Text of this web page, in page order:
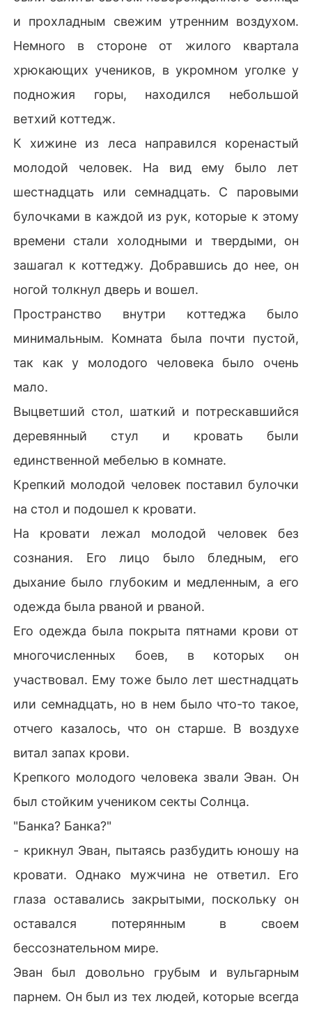
и прохладным свежим утренним воздухом.
Немного в стороне от жилого квартала
хрюкающих учеников, в укромном уголке у
подножия горы, находился небольшой
ветхий коттедж.
К хижине из леса направился коренастый
молодой человек. На вид ему было лет
шестнадцать или семнадцать. С паровыми
булочками в каждой из рук, которые к этому
времени стали холодными и твердыми, он
зашагал к коттеджу. Добравшись до нее, он
ногой толкнул дверь и вошел.
Пространство внутри коттеджа было
минимальным. Комната была почти пустой,
так как у молодого человека было очень
мало.
Выцветший стол, шаткий и потрескавшийся
деревянный стул и кровать были
единственной мебелью в комнате.
Крепкий молодой человек поставил булочки
на стол и подошел к кровати.
На кровати лежал молодой человек без
сознания. Его лицо было бледным, его
дыхание было глубоким и медленным, а его
одежда была рваной и рваной.
Его одежда была покрыта пятнами крови от
многочисленных боев, в которых он
участвовал. Ему тоже было лет шестнадцать
или семнадцать, но в нем было что-то такое,
отчего казалось, что он старше. В воздухе
витал запах крови.
Крепкого молодого человека звали Эван. Он
был стойким учеником секты Солнца.
"Банка? Банка?"
- крикнул Эван, пытаясь разбудить юношу на
кровати. Однако мужчина не ответил. Его
глаза оставались закрытыми, поскольку он
оставался потерянным в своем
бессознательном мире.
Эван был довольно грубым и вульгарным
парнем. Он был из тех людей, которые всегда